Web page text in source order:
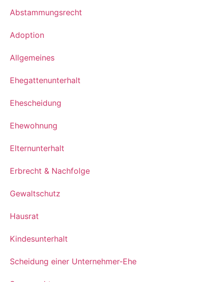
Abstammungsrecht
Adoption
Allgemeines
Ehegattenunterhalt
Ehescheidung
Ehewohnung
Elternunterhalt
Erbrecht & Nachfolge
Gewaltschutz
Hausrat
Kindesunterhalt
Scheidung einer Unternehmer-Ehe